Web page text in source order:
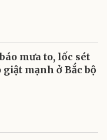
mưa to, lốc sét
giật mạnh ở Bắc bộ